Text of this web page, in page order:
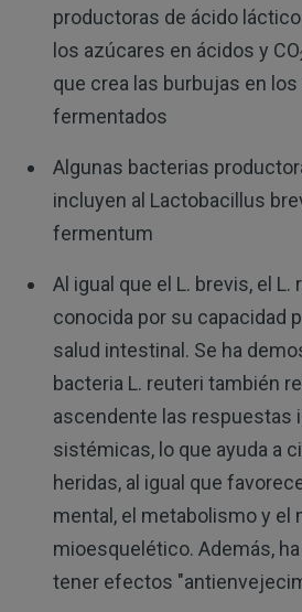
productoras de ácido
los azúcares en ácidos y CO
que crea las burbujas en
fermentados
Algunas bacterias
incluyen al Lactobacillus
fermentum
Al igual que el L. brevis, el L.
conocida por su capacidad
salud intestinal. Se ha
bacteria L. reuteri también
ascendente las respuestas
sistémicas, lo que ayuda a
heridas, al igual que
mental, el metabolismo y el
mioesquelético. Además,
tener efectos